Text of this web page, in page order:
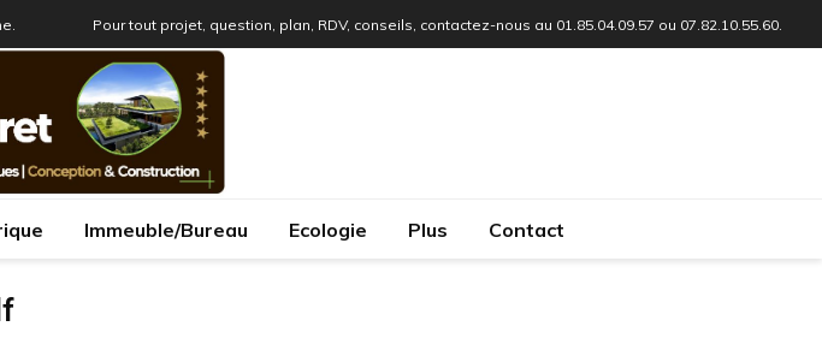
Pour tout projet, question, plan, RDV, conseils, contactez-nous au 01.85.04.09.57 ou 07.82.10.55.60.
Immeuble/Bureau Ecologie Plus Contact